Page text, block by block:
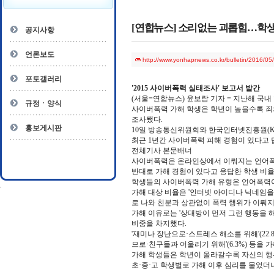
- 피해상담사 1급
- 전문수련감독자
- 전문수련기관
자격복원
공지사항
언론보도
포토갤러리
규정ㆍ양식
홍보게시판
[연합뉴스] 소리없는 괴롭힘…학
http://www.yonhapnews.co.kr/bulletin/2016/
'2015 사이버폭력 실태조사' 보고서 발간
(서울=연합뉴스) 윤보람 기자 = 지난해 국
사이버폭력 가해 학생은 학년이 높을수록
조사됐다.
10일 방송통신위원회와 한국인터넷진흥원
최근 1년간 사이버폭력 피해 경험이 있다고
전체기사 본문배너
사이버폭력은 온라인상에서 이뤄지는 언어
반대로 가해 경험이 있다고 응답한 학생 비
학생들의 사이버폭력 가해 유형은 언어폭
가해 대상 비율은 '인터넷 아이디나 닉네임
로 나와 친분과 상관없이 폭력 행위가 이뤄
가해 이유로는 '상대방이 먼저 그런 행동을
비중을 차지했다.
'재미나 장난으로·스트레스 해소를 위해
므로·친구들과 어울리기 위해'(6.3%) 등을
가해 학생들은 학년이 올라갈수록 자신의
초·중·고 학생별로 가해 이후 심리를 물었